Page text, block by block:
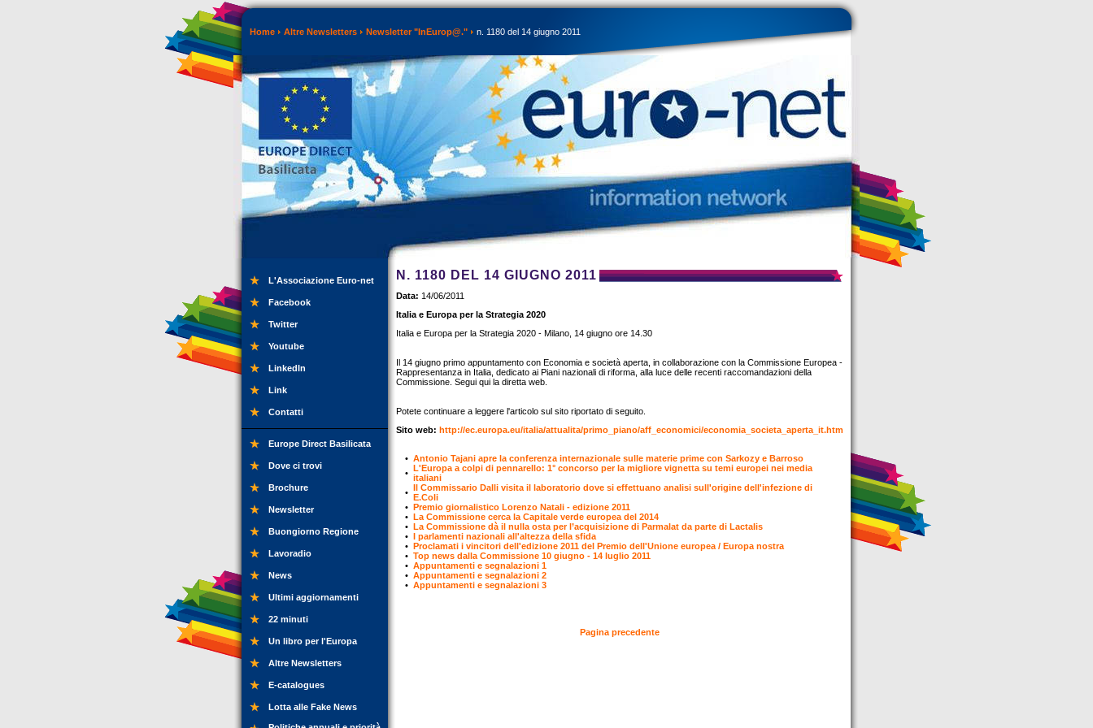
Home Altre Newsletters Newsletter "InEurop@." n. 1180 del 14 giugno 2011
L'Associazione Euro-net
Facebook
Twitter
Youtube
LinkedIn
Link
Contatti
Europe Direct Basilicata
Dove ci trovi
Brochure
Newsletter
Buongiorno Regione
Lavoradio
News
Ultimi aggiornamenti
22 minuti
Un libro per l'Europa
Altre Newsletters
E-catalogues
Lotta alle Fake News
N. 1180 DEL 14 GIUGNO 2011
Data: 14/06/2011
Italia e Europa per la Strategia 2020
Italia e Europa per la Strategia 2020 - Milano, 14 giugno ore 14.30
Il 14 giugno primo appuntamento con Economia e società aperta, in collaborazione con la Commissione Europea -
Rappresentanza in Italia, dedicato ai Piani nazionali di riforma, alla luce delle recenti raccomandazioni della
Commissione. Segui qui la diretta web.
Potete continuare a leggere l'articolo sul sito riportato di seguito.
Sito web: http://ec.europa.eu/italia/attualita/primo_piano/aff_economici/economia_societa_aperta_it.htm
• Antonio Tajani apre la conferenza internazionale sulle materie prime con Sarkozy e Barroso
• L'Europa a colpi di pennarello: 1° concorso per la migliore vignetta su temi europei nei media
italiani
• Il Commissario Dalli visita il laboratorio dove si effettuano analisi sull'origine dell'infezione di
E.Coli
• Premio giornalistico Lorenzo Natali - edizione 2011
• La Commissione cerca la Capitale verde europea del 2014
• La Commissione dà il nulla osta per l’acquisizione di Parmalat da parte di Lactalis
• I parlamenti nazionali all'altezza della sfida
• Proclamati i vincitori dell'edizione 2011 del Premio dell'Unione europea / Europa nostra
• Top news dalla Commissione 10 giugno - 14 luglio 2011
• Appuntamenti e segnalazioni 1
• Appuntamenti e segnalazioni 2
• Appuntamenti e segnalazioni 3
Pagina precedente